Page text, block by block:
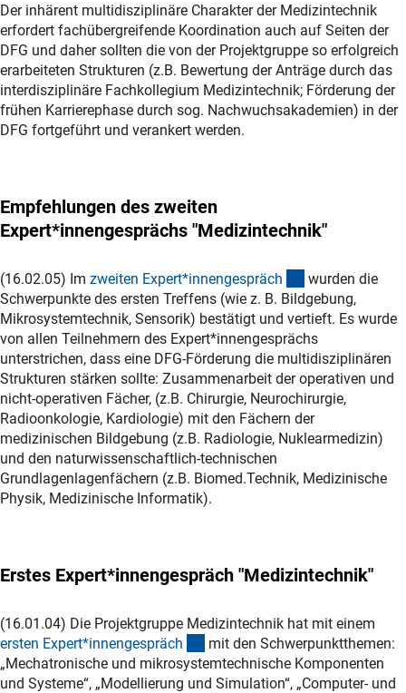
Der inhärent multidisziplinäre Charakter der Medizintechnik
erfordert fachübergreifende Koordination auch auf Seiten der
DFG und daher sollten die von der Projektgruppe so erfolgreich
erarbeiteten Strukturen (z.B. Bewertung der Anträge durch das
interdisziplinäre Fachkollegium Medizintechnik; Förderung der
frühen Karrierephase durch sog. Nachwuchsakademien) in der
DFG fortgeführt und verankert werden.
Empfehlungen des zweiten
Expert*innengesprächs "Medizintechnik"
(16.02.05) Im zweiten Expert*innengespräch (Download)
wurden die
Schwerpunkte des ersten Treffens (wie z. B. Bildgebung,
Mikrosystemtechnik, Sensorik) bestätigt und vertieft. Es wurde
von allen Teilnehmern des Expert*innengesprächs
unterstrichen, dass eine DFG-Förderung die multidisziplinären
Strukturen stärken sollte: Zusammenarbeit der operativen und
nicht-operativen Fächer, (z.B. Chirurgie, Neurochirurgie,
Radioonkologie, Kardiologie) mit den Fächern der
medizinischen Bildgebung (z.B. Radiologie, Nuklearmedizin)
und den naturwissenschaftlich-technischen
Grundlagenlagenfächern (z.B. Biomed.Technik, Medizinische
Physik, Medizinische Informatik).
Erstes Expert*innengespräch "Medizintechnik"
(16.01.04) Die Projektgruppe Medizintechnik hat mit einem
ersten Expert*innengespräch (Download)
mit den Schwerpunktthemen:
„Mechatronische und mikrosystemtechnische Komponenten
und Systeme“, „Modellierung und Simulation“, „Computer- und